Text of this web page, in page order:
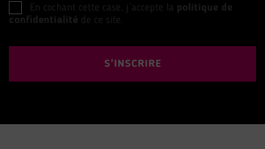
En cochant cette case, j’accepte la politique de
confidentialité de ce site.
S'INSCRIRE